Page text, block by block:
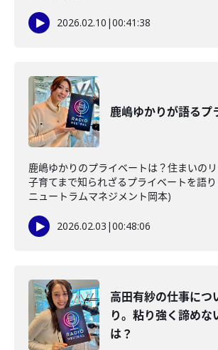
2026.02.10 |00:41:38
鹿嶋ゆかりが語るプ
鹿嶋ゆかりのプライベートは？住まいの
子育てまで知られざるプライベートを語り
ニュートラムマネジメント岡本)
2026.02.03 |00:48:06
高田有紗の仕事につ
り。粘り強く諦めな
は？